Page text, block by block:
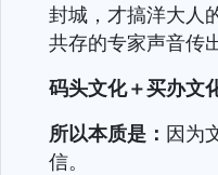
封城，才搞洋大人
共存的专家声音传
码头文化＋买办文
所以本质是： 因为
信。